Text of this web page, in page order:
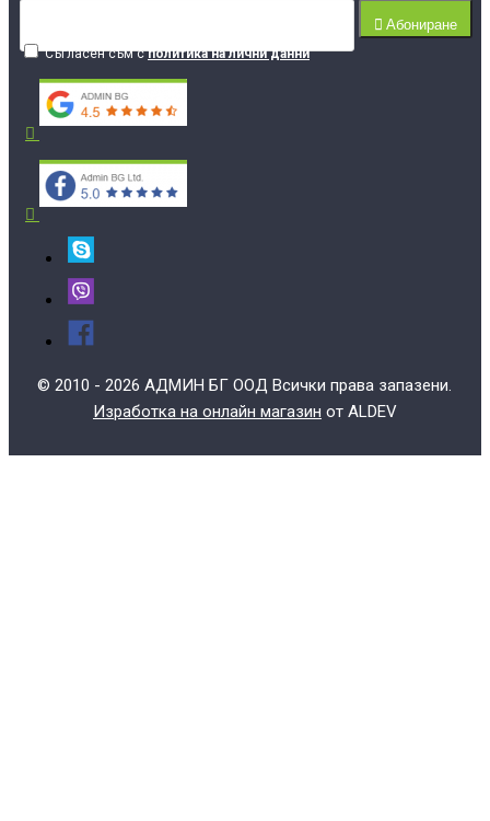
Абониране
Съгласен съм сполитика на лични данни
© 2010 - 2026 АДМИН БГ ООД Всички права запазени.
Изработка на онлайн магазин от ALDEV